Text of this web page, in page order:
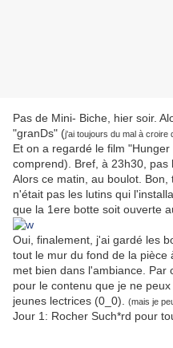
Pas de Mini- Biche, hier soir.
"granDs" (j'ai toujours du mal à croire
Et on a regardé le film
comprend). Bref, à 23h30, pas
Alors ce matin, au boulot.
n'était pas les lutins qui
que la 1ere botte soit ouverte
Oui, finalement, j'ai gardé les
tout le mur du fond de la pièce
met bien dans l'ambiance.
pour le contenu que je ne
jeunes lectrices (0_0).
(mais je
Jour 1: Rocher Such*rd pour